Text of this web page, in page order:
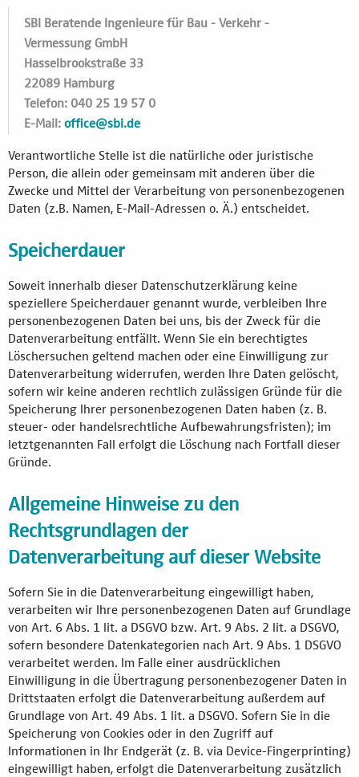
SBI Beratende Ingenieure für Bau - Verkehr -
Vermessung GmbH
Hasselbrookstraße 33
22089 Hamburg
Telefon: 040 25 19 57 0
E-Mail: office@sbi.de
Verantwortliche Stelle ist die natürliche oder juristische
Person, die allein oder gemeinsam mit anderen über die
Zwecke und Mittel der Verarbeitung von personenbezogenen
Daten (z.B. Namen, E-Mail-Adressen o. Ä.) entscheidet.
Speicherdauer
Soweit innerhalb dieser Datenschutzerklärung keine
speziellere Speicherdauer genannt wurde, verbleiben Ihre
personenbezogenen Daten bei uns, bis der Zweck für die
Datenverarbeitung entfällt. Wenn Sie ein berechtigtes
Löschersuchen geltend machen oder eine Einwilligung zur
Datenverarbeitung widerrufen, werden Ihre Daten gelöscht,
sofern wir keine anderen rechtlich zulässigen Gründe für die
Speicherung Ihrer personenbezogenen Daten haben (z. B.
steuer- oder handelsrechtliche Aufbewahrungsfristen); im
letztgenannten Fall erfolgt die Löschung nach Fortfall dieser
Gründe.
Allgemeine Hinweise zu den
Rechtsgrundlagen der
Datenverarbeitung auf dieser Website
Sofern Sie in die Datenverarbeitung eingewilligt haben,
verarbeiten wir Ihre personenbezogenen Daten auf Grundlage
von Art. 6 Abs. 1 lit. a DSGVO bzw. Art. 9 Abs. 2 lit. a DSGVO,
sofern besondere Datenkategorien nach Art. 9 Abs. 1 DSGVO
verarbeitet werden. Im Falle einer ausdrücklichen
Einwilligung in die Übertragung personenbezogener Daten in
Drittstaaten erfolgt die Datenverarbeitung außerdem auf
Grundlage von Art. 49 Abs. 1 lit. a DSGVO. Sofern Sie in die
Speicherung von Cookies oder in den Zugriff auf
Informationen in Ihr Endgerät (z. B. via Device-Fingerprinting)
eingewilligt haben, erfolgt die Datenverarbeitung zusätzlich